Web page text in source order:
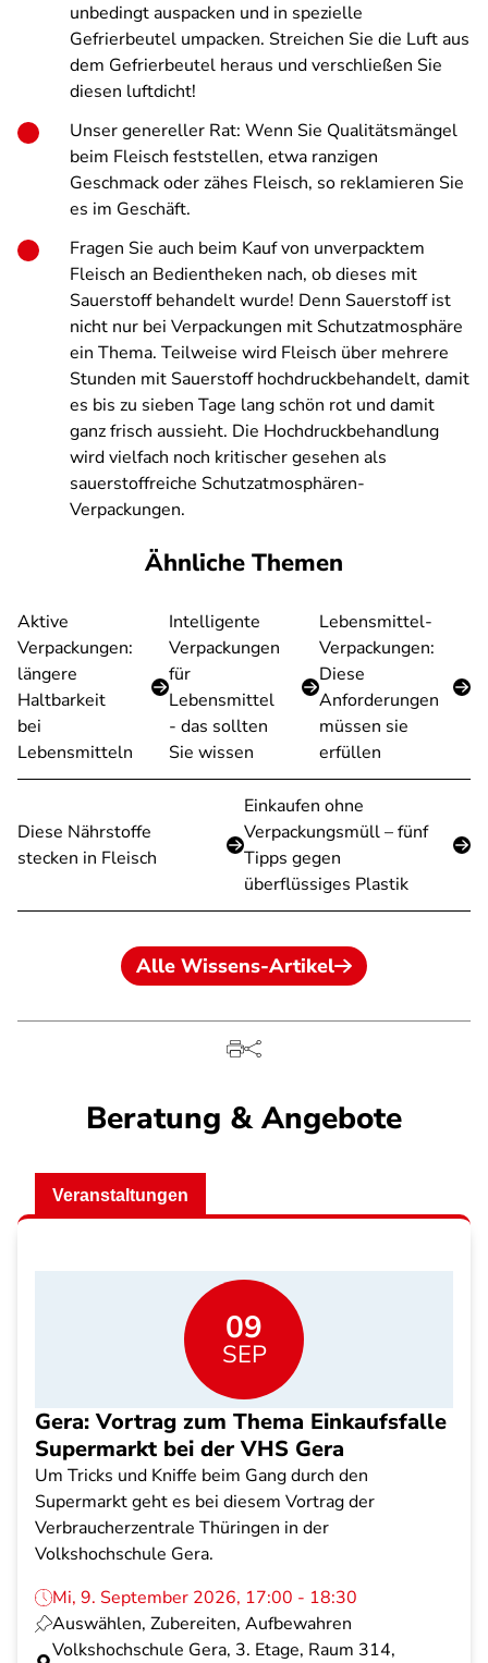
unbedingt auspacken und in spezielle
Gefrierbeutel umpacken. Streichen Sie die Luft aus
dem Gefrierbeutel heraus und verschließen Sie
diesen luftdicht!
Unser genereller Rat: Wenn Sie Qualitätsmängel
beim Fleisch feststellen, etwa ranzigen
Geschmack oder zähes Fleisch, so reklamieren Sie
es im Geschäft.
Fragen Sie auch beim Kauf von unverpacktem
Fleisch an Bedientheken nach, ob dieses mit
Sauerstoff behandelt wurde! Denn Sauerstoff ist
nicht nur bei Verpackungen mit Schutzatmosphäre
ein Thema. Teilweise wird Fleisch über mehrere
Stunden mit Sauerstoff hochdruckbehandelt, damit
es bis zu sieben Tage lang schön rot und damit
ganz frisch aussieht. Die Hochdruckbehandlung
wird vielfach noch kritischer gesehen als
sauerstoffreiche Schutzatmosphären-
Verpackungen.
Ähnliche Themen
Aktive
Verpackungen:
längere
Haltbarkeit
bei
Lebensmitteln
Intelligente
Verpackungen
für
Lebensmittel
- das sollten
Sie wissen
Lebensmittel-
Verpackungen:
Diese
Anforderungen
müssen sie
erfüllen
Diese Nährstoffe
stecken in Fleisch
Einkaufen ohne
Verpackungsmüll – fünf
Tipps gegen
überflüssiges Plastik
Alle Wissens-Artikel
Beratung & Angebote
Veranstaltungen
09
SEP
Gera: Vortrag zum Thema Einkaufsfalle
Supermarkt bei der VHS Gera
Um Tricks und Kniffe beim Gang durch den
Supermarkt geht es bei diesem Vortrag der
Verbraucherzentrale Thüringen in der
Volkshochschule Gera.
Mi, 9. September 2026, 17:00 - 18:30
Auswählen, Zubereiten, Aufbewahren
Volkshochschule Gera, 3. Etage, Raum 314,